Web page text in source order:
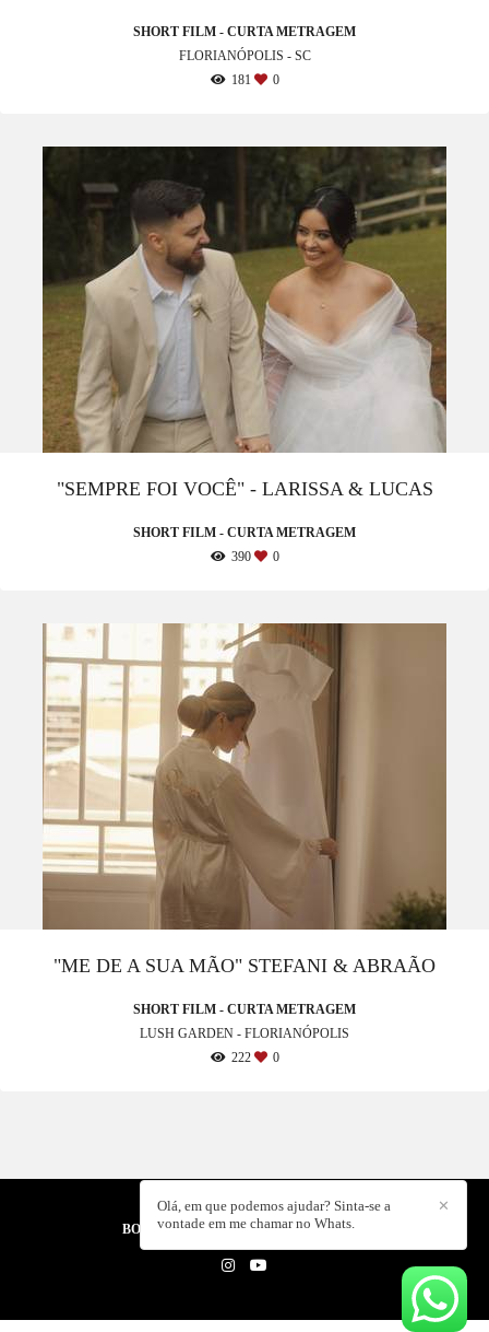
SHORT FILM - CURTA METRAGEM
FLORIANÓPOLIS - SC
181
0
"SEMPRE FOI VOCÊ" - LARISSA & LUCAS
SHORT FILM - CURTA METRAGEM
390
0
"ME DE A SUA MÃO" STEFANI & ABRAÃO
SHORT FILM - CURTA METRAGEM
LUSH GARDEN - FLORIANÓPOLIS
222
0
BORA CRIAR PRODUTORA /CONTATO
✕
Olá, em que podemos ajudar? Sinta-se a
vontade em me chamar no Whats.